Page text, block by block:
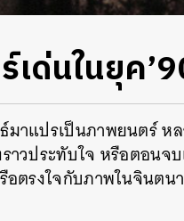
ด่นในยุค
าแปรเป็นภาพยนตร์ห
ราวประทับใจ หรือตอนจ
ตรงใจกับภาพในจินตน